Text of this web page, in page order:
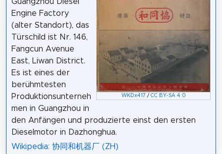
WKDx417 / CC BY-SA 4.0
Guangzhou Diesel
Engine Factory
(alter Standort), das
Türschild ist Nr. 146,
Fangcun Avenue
East, Liwan District.
Es ist eines der
berühmtesten
Produktionsunterneh
men in Guangzhou in
den Anfängen und produzierte einst den ersten
Dieselmotor in Dazhonghua.
Wikipedia: 协同和机器厂 (ZH)